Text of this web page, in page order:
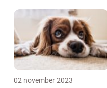
og mest populære ...
02 november 2023